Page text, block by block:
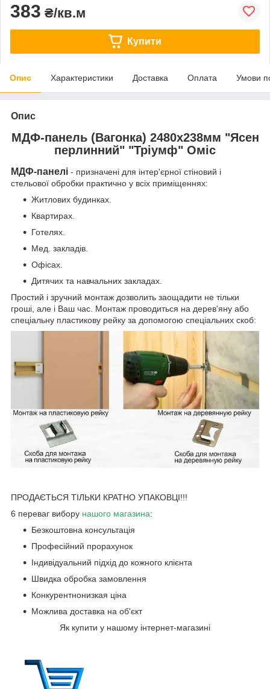
383 ₴/кв.м
Купити
Опис Характеристики Доставка Оплата Умови
Опис
МДФ-панель (Вагонка) 2480х238мм "Ясен
перлинний" "Тріумф" Оміс
МДФ-панелі - призначені для інтер'єрної стіновий і
стельової обробки практично у всіх приміщеннях:
Житлових будинках.
Квартирах.
Готелях.
Мед. закладів.
Офісах.
Дитячих та навчальних закладах.
Простий і зручний монтаж дозволить заощадити не тільки
гроші, але і Ваш час. Монтаж проводиться на дерев'яну або
спеціальну пластикову рейку за допомогою спеціальних скоб:
ПРОДАЄТЬСЯ ТІЛЬКИ КРАТНО УПАКОВЦІ!!!
6 переваг вибору нашого магазина:
Безкоштовна консультація
Професійний прорахунок
Індивідуальний підхід до кожного клієнта
Швидка обробка замовлення
Конкурентнонизкая ціна
Можлива доставка на об'єкт
Як купити у нашому інтернет-магазині